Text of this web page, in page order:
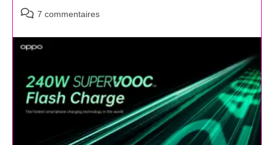
Commentaires
la
publication :
7 commentaires